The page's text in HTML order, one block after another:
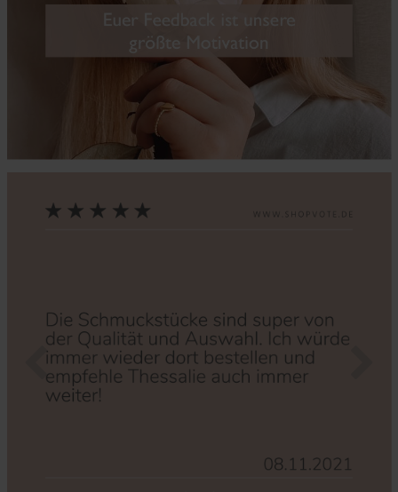
Zurück